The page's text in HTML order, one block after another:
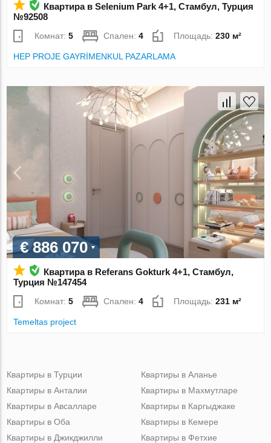
Квартира в Selenium Park 4+1, Стамбул, Турция
№92508
Комнат:5 Спален:4 Площадь:230 м²
HEP PROJE GAYRİMENKUL PAZARLAMA
€ 886 070
Квартира в Referans Gokturk 4+1, Стамбул,
Турция №147454
Комнат:5 Спален:4 Площадь:231 м²
Temeltas project
Квартиры в Турции
Квартиры в Анталии
Квартиры в Авсалларе
Квартиры в Оба
Квартиры в Джикджилли
Квартиры в Аланье
Квартиры в Махмутларе
Квартиры в Каргыджаке
Квартиры в Кемере
Квартиры в Фетхие